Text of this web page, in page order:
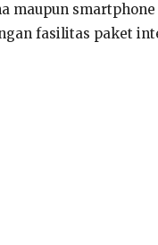
fasilitas paket